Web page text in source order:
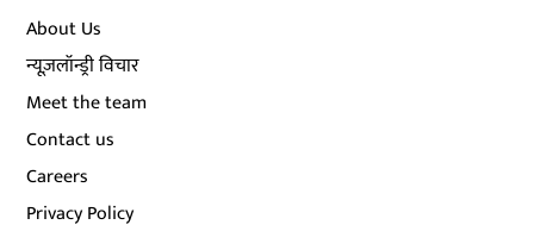
About Us
न्यूज़लॉन्ड्री विचार
Meet the team
Contact us
Careers
Privacy Policy